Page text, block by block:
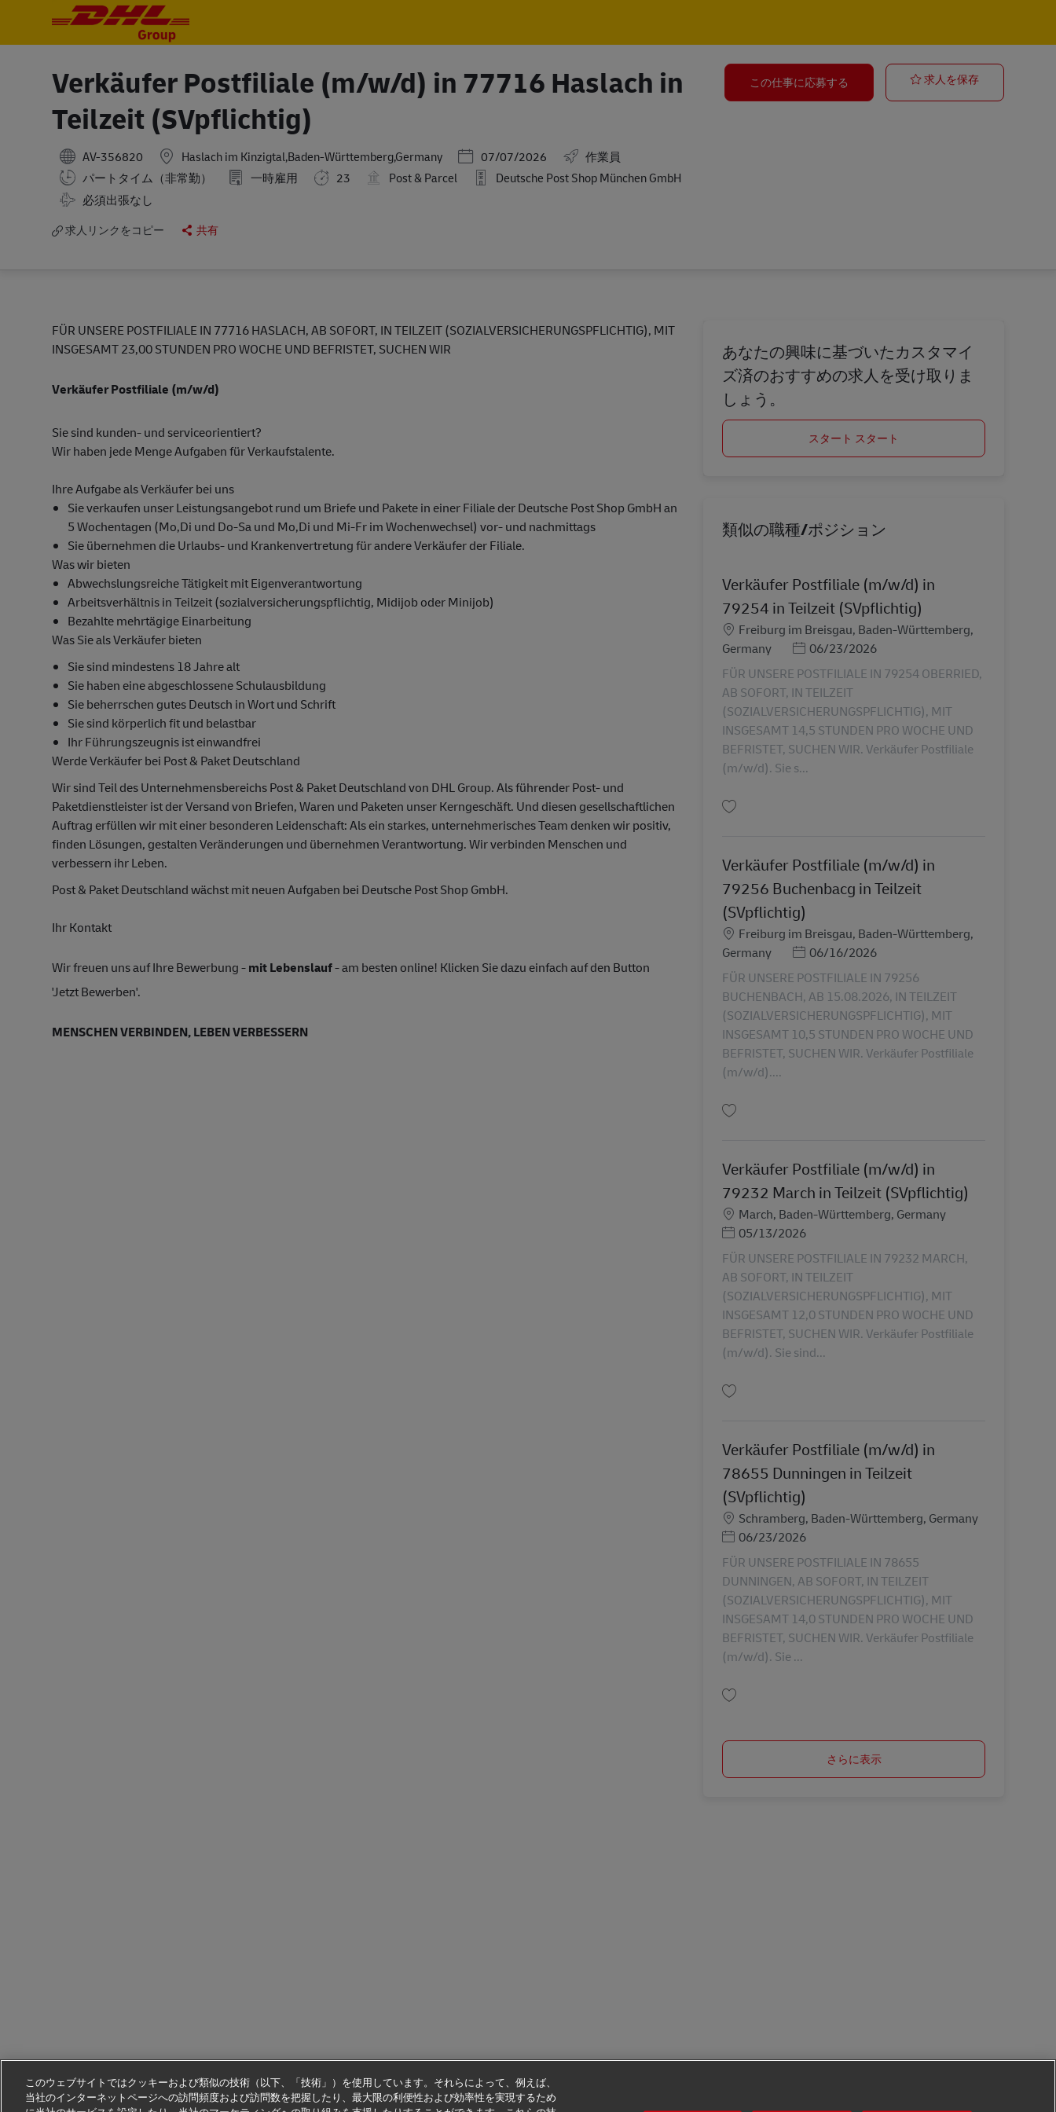
Verkäufer Postfiliale (m/w/d) in 77716 Haslach in
Teilzeit (SVpflichtig)
AV-356820 Haslach im Kinzigtal,Baden-Württemberg,Germany Posted Date
07/07/2026
作業員
パートタイム（非常勤）
一時雇用 23 Post & Parcel
Deutsche Post Shop München GmbH
Travel Required
必須出張なし
求人リンクをコピー 共有
この仕事に応募する 求人を保存
FÜR UNSERE POSTFILIALE IN 77716 HASLACH, AB SOFORT, IN TEILZEIT (SOZIALVERSICHERUNGSPFLICHTIG), MIT
INSGESAMT 23,00 STUNDEN PRO WOCHE UND BEFRISTET, SUCHEN WIR
Verkäufer Postfiliale (m/w/d)
Sie sind kunden- und serviceorientiert?
Wir haben jede Menge Aufgaben für Verkaufstalente.
Ihre Aufgabe als Verkäufer bei uns
Sie verkaufen unser Leistungsangebot rund um Briefe und Pakete in einer Filiale der Deutsche Post Shop GmbH an
5 Wochentagen (Mo,Di und Do-Sa und Mo,Di und Mi-Fr im Wochenwechsel) vor- und nachmittags
Sie übernehmen die Urlaubs- und Krankenvertretung für andere Verkäufer der Filiale.
Was wir bieten
Abwechslungsreiche Tätigkeit mit Eigenverantwortung
Arbeitsverhältnis in Teilzeit (sozialversicherungspflichtig, Midijob oder Minijob)
Bezahlte mehrtägige Einarbeitung
Was Sie als Verkäufer bieten
Sie sind mindestens 18 Jahre alt
Sie haben eine abgeschlossene Schulausbildung
Sie beherrschen gutes Deutsch in Wort und Schrift
Sie sind körperlich fit und belastbar
Ihr Führungszeugnis ist einwandfrei
Werde Verkäufer bei Post & Paket Deutschland
Wir sind Teil des Unternehmensbereichs Post & Paket Deutschland von DHL Group. Als führender Post- und
Paketdienstleister ist der Versand von Briefen, Waren und Paketen unser Kerngeschäft. Und diesen gesellschaftlichen
Auftrag erfüllen wir mit einer besonderen Leidenschaft: Als ein starkes, unternehmerisches Team denken wir positiv,
finden Lösungen, gestalten Veränderungen und übernehmen Verantwortung. Wir verbinden Menschen und
verbessern ihr Leben.
Post & Paket Deutschland wächst mit neuen Aufgaben bei Deutsche Post Shop GmbH.
Ihr Kontakt
Wir freuen uns auf Ihre Bewerbung -mit Lebenslauf- am besten online! Klicken Sie dazu einfach auf den Button
'Jetzt Bewerben'.
MENSCHEN VERBINDEN, LEBEN VERBESSERN
あなたの興味に基づいたカスタマイ
ズ済のおすすめの求人を受け取りま
しょう。
スタート スタート
類似の職種/ポジション
Verkäufer Postfiliale (m/w/d) in
79254 in Teilzeit (SVpflichtig)
勤務地
Freiburg im Breisgau, Baden-Württemberg,
Germany
Posted Date
06/23/2026
FÜR UNSERE POSTFILIALE IN 79254 OBERRIED,
AB SOFORT, IN TEILZEIT
(SOZIALVERSICHERUNGSPFLICHTIG), MIT
INSGESAMT 14,5 STUNDEN PRO WOCHE UND
BEFRISTET, SUCHEN WIR. Verkäufer Postfiliale
(m/w/d). Sie s...
Verkäufer Postfiliale (m/w/d) in
79256 Buchenbacg in Teilzeit
(SVpflichtig)
勤務地
Freiburg im Breisgau, Baden-Württemberg,
Germany
Posted Date
06/16/2026
FÜR UNSERE POSTFILIALE IN 79256
BUCHENBACH, AB 15.08.2026, IN TEILZEIT
(SOZIALVERSICHERUNGSPFLICHTIG), MIT
INSGESAMT 10,5 STUNDEN PRO WOCHE UND
BEFRISTET, SUCHEN WIR. Verkäufer Postfiliale
(m/w/d)....
Verkäufer Postfiliale (m/w/d) in
79232 March in Teilzeit (SVpflichtig)
勤務地
March, Baden-Württemberg, Germany
Posted Date
05/13/2026
FÜR UNSERE POSTFILIALE IN 79232 MARCH,
AB SOFORT, IN TEILZEIT
(SOZIALVERSICHERUNGSPFLICHTIG), MIT
INSGESAMT 12,0 STUNDEN PRO WOCHE UND
BEFRISTET, SUCHEN WIR. Verkäufer Postfiliale
(m/w/d). Sie sind...
Verkäufer Postfiliale (m/w/d) in
78655 Dunningen in Teilzeit
(SVpflichtig)
勤務地
Schramberg, Baden-Württemberg, Germany
Posted Date
06/23/2026
FÜR UNSERE POSTFILIALE IN 78655
DUNNINGEN, AB SOFORT, IN TEILZEIT
(SOZIALVERSICHERUNGSPFLICHTIG), MIT
INSGESAMT 14,0 STUNDEN PRO WOCHE UND
BEFRISTET, SUCHEN WIR. Verkäufer Postfiliale
(m/w/d). Sie ...
さらに表示
このウェブサイトではクッキーおよび類似の技術（以下、「技術」）を使用しています。それらによって、例えば、
当社のインターネットページへの訪問頻度および訪問数を把握したり、最大限の利便性および効率性を実現するため